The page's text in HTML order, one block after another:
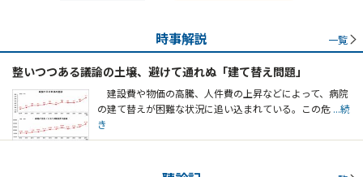
時事解説 一覧
整いつつある議論の土壌、避けて通れぬ「建て替え問題」
建設費や物価の高騰、人件費の上昇などによって、病院
の建て替えが困難な状況に追い込まれている。この危 ...続
き